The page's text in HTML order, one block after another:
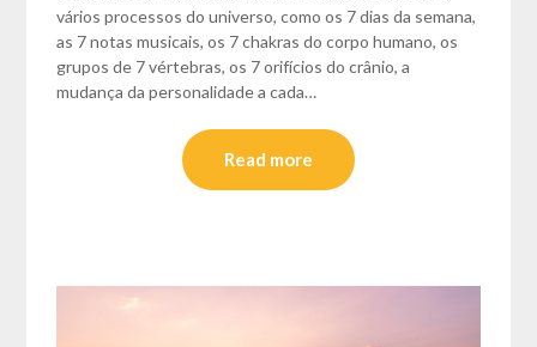
vários processos do universo, como os 7 dias da semana,
as 7 notas musicais, os 7 chakras do corpo humano, os
grupos de 7 vértebras, os 7 orifícios do crânio, a
mudança da personalidade a cada…
Read more